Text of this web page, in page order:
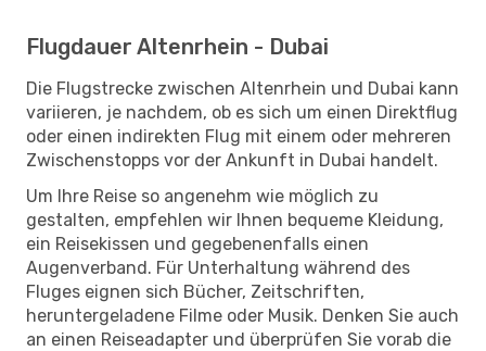
Flugdauer Altenrhein - Dubai
Die Flugstrecke zwischen Altenrhein und Dubai kann
variieren, je nachdem, ob es sich um einen Direktflug
oder einen indirekten Flug mit einem oder mehreren
Zwischenstopps vor der Ankunft in Dubai handelt.
Um Ihre Reise so angenehm wie möglich zu
gestalten, empfehlen wir Ihnen bequeme Kleidung,
ein Reisekissen und gegebenenfalls einen
Augenverband. Für Unterhaltung während des
Fluges eignen sich Bücher, Zeitschriften,
heruntergeladene Filme oder Musik. Denken Sie auch
an einen Reiseadapter und überprüfen Sie vorab die